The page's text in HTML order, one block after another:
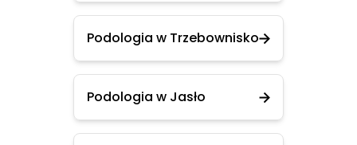
Podologia w Trzebownisko
Podologia w Jasło